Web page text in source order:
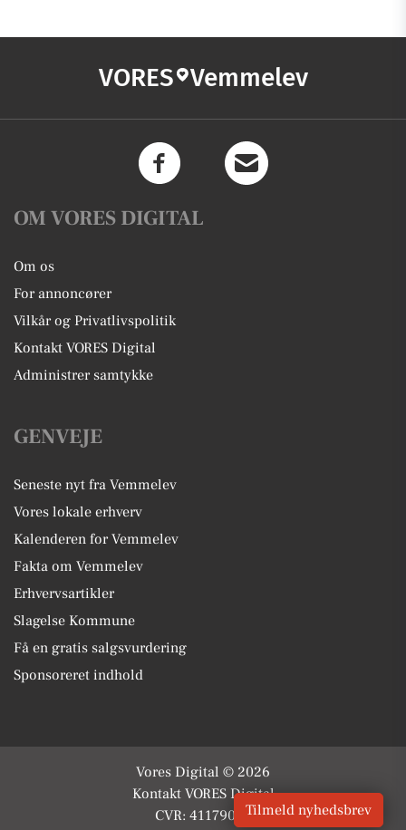
VORES Vemmelev
OM VORES DIGITAL
Om os
For annoncører
Vilkår og Privatlivspolitik
Kontakt VORES Digital
Administrer samtykke
GENVEJE
Seneste nyt fra Vemmelev
Vores lokale erhverv
Kalenderen for Vemmelev
Fakta om Vemmelev
Erhvervsartikler
Slagelse Kommune
Få en gratis salgsvurdering
Sponsoreret indhold
Vores Digital © 2026
Kontakt VORES Digital
CVR: 41179082Tilmeld nyhedsbrev